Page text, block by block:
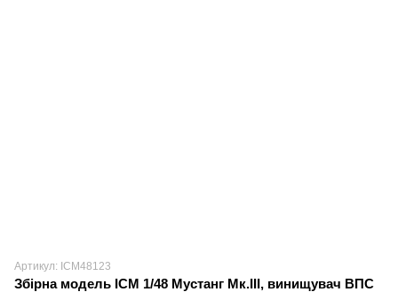
Артикул: ICM48123
Збірна модель ICM 1/48 Мустанг Мк.ІІІ, винищувач ВПС